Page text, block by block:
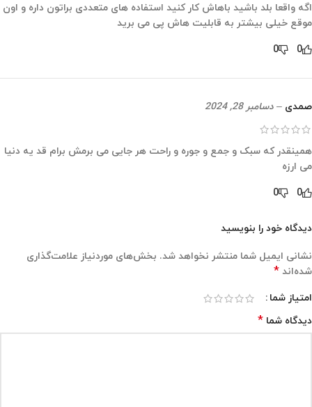
اگه واقعا بلد باشید باهاش کار کنید استفاده های متعددی براتون داره و اون
موقع خیلی بیشتر به قابلیت هاش پی می برید
0
0
صمدی – دسامبر 28, 2024
همینقدر که سبک و جمع و جوره و راحت هر جایی می برمش برام قد یه دنیا
می ارزه
0
0
دیدگاه خود را بنویسید
نشانی ایمیل شما منتشر نخواهد شد. بخش‌های موردنیاز علامت‌گذاری
شده‌اند *
امتیاز شما
دیدگاه شما *